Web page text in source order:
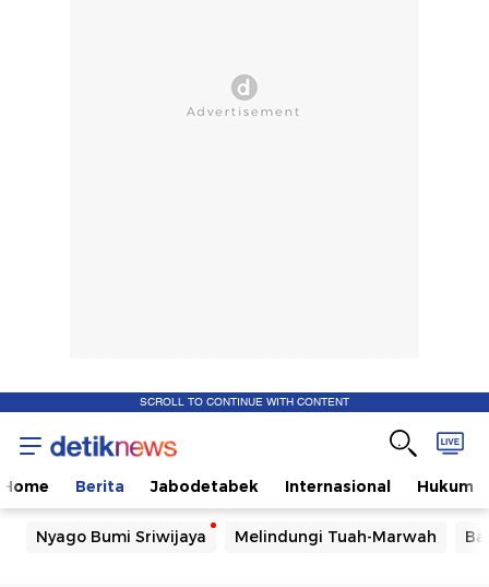
SCROLL TO CONTINUE WITH CONTENT
Home Berita Jabodetabek Internasional Hukum
Nyago Bumi Sriwijaya Melindungi Tuah-Marwah